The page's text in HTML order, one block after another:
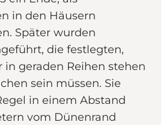
in den Häusern
Später wurden
die festlegten,
in geraden Reihen stehen
sein müssen. Sie
in einem Abstand
vom Dünenrand